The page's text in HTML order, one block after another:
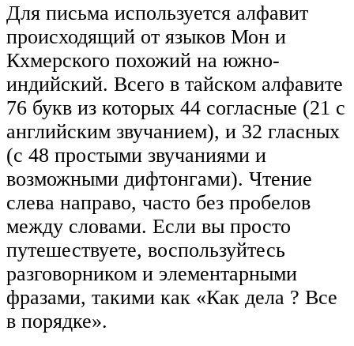
Для письма используется алфавит
происходящий от языков Мон и
Кхмерского похожий на южно-
индийский. Всего в тайском алфавите
76 букв из которых 44 согласные (21 с
английским звучанием), и 32 гласных
(с 48 простыми звучаниями и
возможными дифтонгами). Чтение
слева направо, часто без пробелов
между словами. Если вы просто
путешествуете, воспользуйтесь
разговорником и элементарными
фразами, такими как «Как дела ? Все
в порядке».